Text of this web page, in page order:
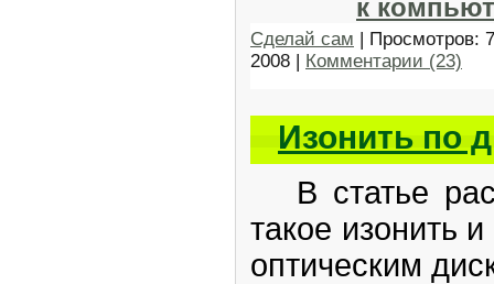
к
Сделай сам | Просмотров:
2008 | Комментарии (23)
Изонить по
В статье
такое изонить
оптическим